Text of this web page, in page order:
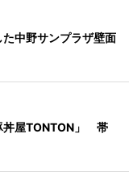
中野サンプラザ壁面
丼屋TONTON」 帯